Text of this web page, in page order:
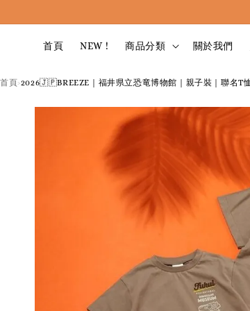
首頁 NEW ! 商品分類 關於我們
首頁›2026🇯🇵BREEZE｜福井県立恐竜博物館｜親子裝｜聯名T